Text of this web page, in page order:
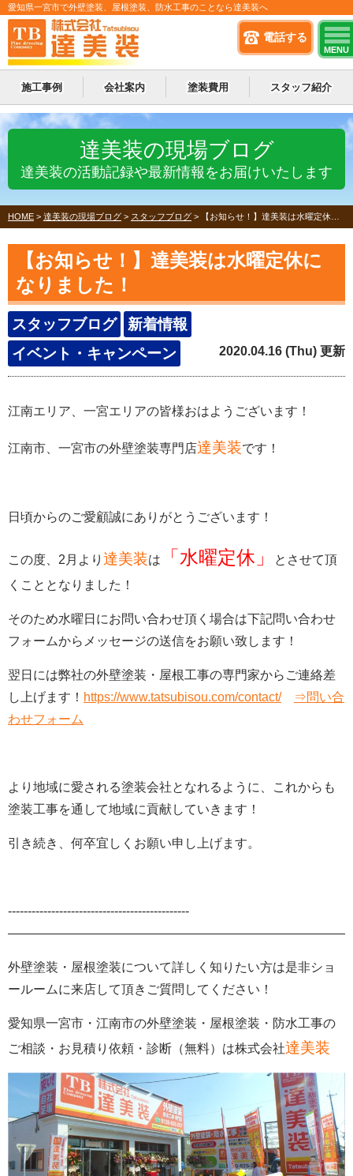
電話する
MENU
愛知県一宮市で外壁塗装、屋根塗装、防水工事のことなら達美装へ
施工事例 会社案内 塗装費用 スタッフ紹介
達美装の現場ブログ
達美装の活動記録や最新情報をお届けいたします
HOME > 達美装の現場ブログ > スタッフブログ > 【お知らせ！】達美装は水曜定休になりました！
【お知らせ！】達美装は水曜定休に
なりました！
スタッフブログ
新着情報
イベント・キャンペーン
2020.04.16 (Thu) 更新
江南エリア、一宮エリアの皆様おはようございます！
江南市、一宮市の外壁塗装専門店達美装です！
日頃からのご愛顧誠にありがとうございます！
この度、2月より 達美装は 「水曜定休」
とさせて頂
くこととなりました！
そのため水曜日にお問い合わせ頂く場合は下記問い合わせ
フォームからメッセージの送信をお願い致します！
翌日には弊社の外壁塗装・屋根工事の専門家からご連絡差
し上げます！ https://www.tatsubisou.com/contact/
⇒問い合
わせフォーム
より地域に愛される塗装会社となれるように、これからも
塗装工事を通して地域に貢献していきます！
引き続き、何卒宜しくお願い申し上げます。
‐‐‐‐‐‐‐‐‐‐‐‐‐‐‐‐‐‐‐‐‐‐‐‐‐‐‐‐‐‐‐‐‐‐‐‐‐‐‐‐‐‐‐‐‐‐
———————————————————————————-
外壁塗装・屋根塗装について詳しく知りたい方は是非ショ
ールームに来店して頂きご質問してください！
愛知県一宮市・江南市の外壁塗装 ・屋根塗装・防水工事の
ご相談・お見積り依頼・診断 （無料） は株式会社達美装